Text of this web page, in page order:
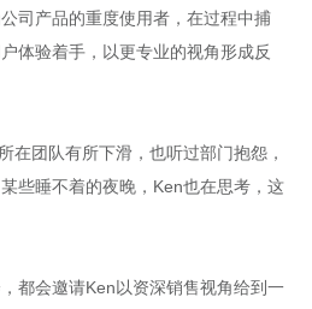
司产品的重度使用者，在过程中捕
体验着手，以更专业的视角形成反
在团队有所下滑，也听过部门抱怨，
些睡不着的夜晚，Ken也在思考，这
都会邀请Ken以资深销售视角给到一